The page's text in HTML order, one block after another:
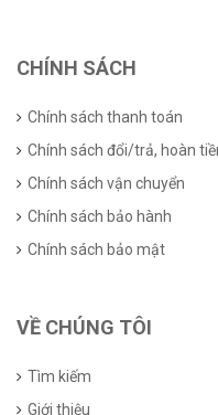
CHÍNH SÁCH
Chính sách thanh toán
Chính sách đổi/trả, hoàn
Chính sách vận chuyển
Chính sách bảo hành
Chính sách bảo mật
VỀ CHÚNG TÔI
Tìm kiếm
Giới thiệu